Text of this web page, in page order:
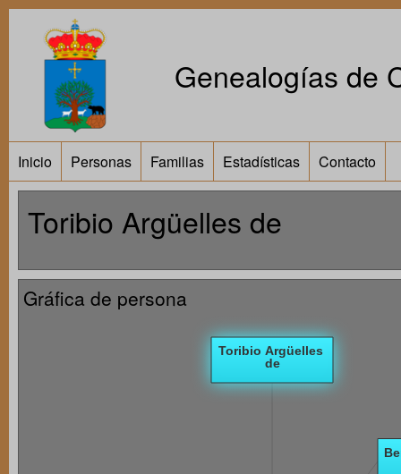
Genealogías de
Inicio Personas Familias Estadísticas Contacto
Toribio Argüelles de
Gráfica de persona